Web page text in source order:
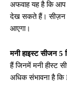
अफवाह यह है कि आप
देख सकते हैं। सीज़न में
आएगा।
मनी हाइस्ट सीजन 5
हैं जिनमें मनी हीस्ट
अधिक संभावना है